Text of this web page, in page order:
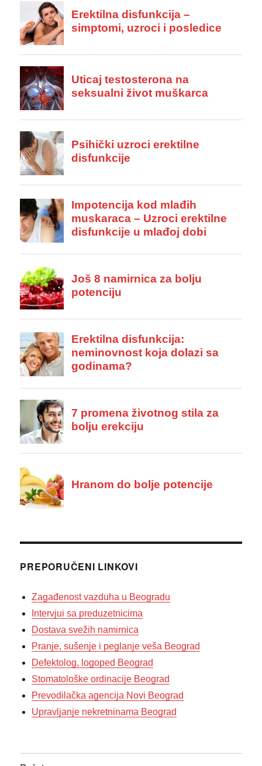
PREPORUČENI LINKOVI
Zagađenost vazduha u Beogradu
Intervjui sa preduzetnicima
Dostava svežih namirnica
Pranje, sušenje i peglanje veša Beograd
Defektolog, logoped Beograd
Stomatološke ordinacije Beograd
Prevodilačka agencija Novi Beograd
Upravljanje nekretninama Beograd